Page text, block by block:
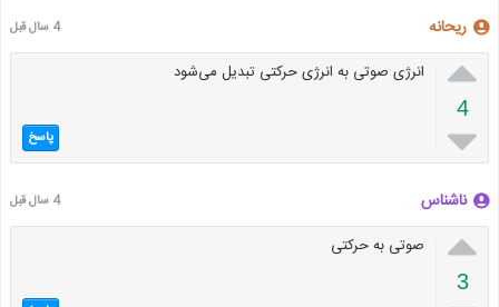
ریحانه 4 سال قبل

4

انرژی صوتی به انرژی حرکتی تبدیل می‌شود
پاسخ
ناشناس 4 سال قبل

3
صوتی به حرکتی